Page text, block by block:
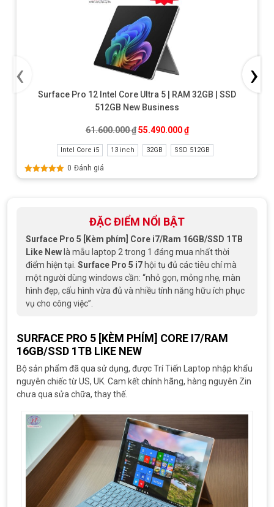
Surface Pro 12 Intel Core Ultra 5 | RAM 32GB | SSD
512GB New Business
61.600.000₫ Giá gốc là: 61.600.000 ₫.
55.490.000₫Giá hiện tại là:
Intel Core i5 13 inch 32GB SSD 512GB
Được xếp
0 Đánh giá
‹ ›
ĐẶC ĐIỂM NỔI BẬT
Surface Pro 5 [Kèm phím] Core i7/Ram 16GB/SSD 1TB
Like New là mẫu laptop 2 trong 1 đáng mua nhất thời
điểm hiện tại. Surface Pro 5 i7 hội tụ đủ các tiêu chí mà
một người dùng windows cần: “nhỏ gọn, mỏng nhẹ, màn
hình đẹp, cấu hình vừa đủ và nhiều tính năng hữu ích phục
vụ cho công việc”.
SURFACE PRO 5 [KÈM PHÍM] CORE I7/RAM
16GB/SSD 1TB LIKE NEW
Bộ sản phẩm đã qua sử dụng, được Trí Tiến Laptop nhập khẩu
nguyên chiếc từ US, UK. Cam kết chính hãng, hàng nguyên Zin
chưa qua sửa chữa, thay thế.